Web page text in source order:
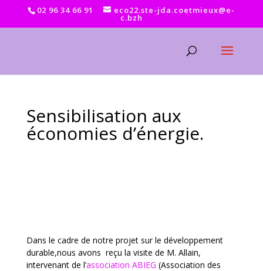
02 96 34 66 91 eco22.ste-jda.coetmieux@e-
c.bzh
Sensibilisation aux
économies d’énergie.
Dans le cadre de notre projet sur le développement
durable,nous avons reçu la visite de M. Allain,
intervenant de l’association ABIEG (Association des